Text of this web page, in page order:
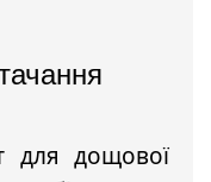
для дощової